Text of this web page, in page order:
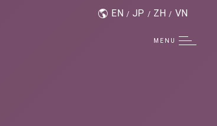
EN JP ZH VN
MENU